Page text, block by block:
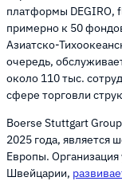
платформы DEGIRO,
примерно к 50
Азиатско-
очередь,
около 110 тыс.
сфере торговли
Boerse Stuttgart
2025 года, является
Европы.
Швейцарии,